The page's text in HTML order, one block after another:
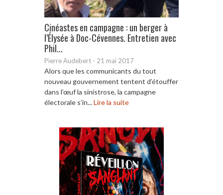
Cinéastes en campagne : un berger à
l’Élysée à Doc-Cévennes. Entretien avec
Phil...
Pierre Audebert - 21 mai 2017
Alors que les communicants du tout
nouveau gouvernement tentent d’étouffer
dans l’œuf la sinistrose, la campagne
électorale s’in...Lire la suite